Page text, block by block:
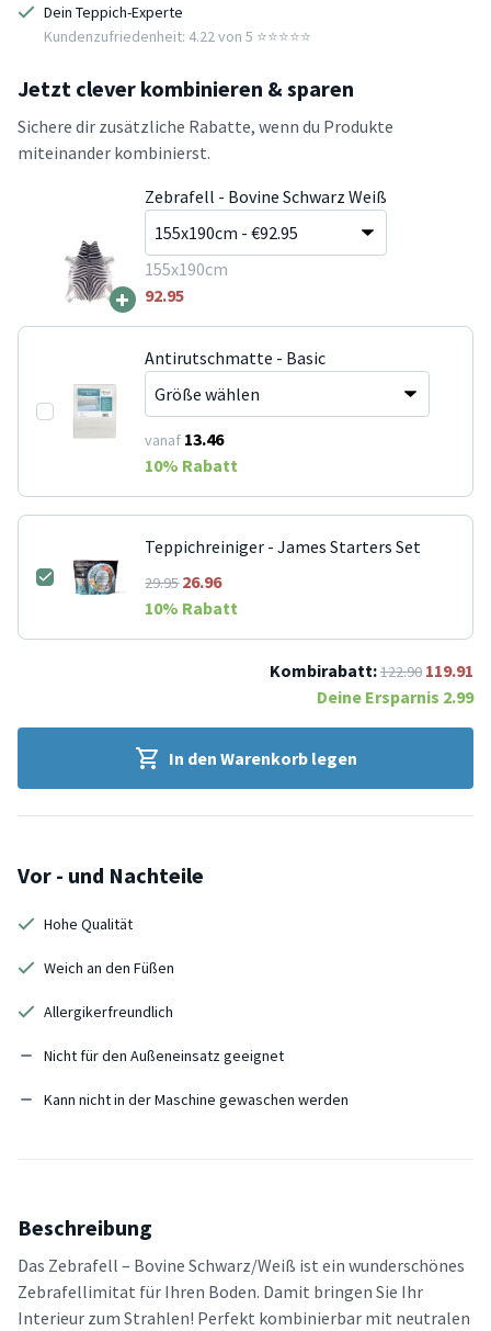
Dein Teppich-Experte
Kundenzufriedenheit: 4.22 von 5 ⭐️⭐️⭐️⭐️⭐️
Jetzt clever kombinieren & sparen
Sichere dir zusätzliche Rabatte, wenn du Produkte
miteinander kombinierst.
+
Zebrafell - Bovine Schwarz Weiß
155x190cm
92.95
Antirutschmatte - Basic
vanaf 13.46
10% Rabatt
Teppichreiniger - James Starters Set
29.9526.96
10% Rabatt
Kombirabatt:122.90 119.91
Deine Ersparnis 2.99
In den Warenkorb legen
Vor - und Nachteile
Hohe Qualität
Weich an den Füßen
Allergikerfreundlich
Nicht für den Außeneinsatz geeignet
Kann nicht in der Maschine gewaschen werden
Beschreibung
Das Zebrafell – Bovine Schwarz/Weiß ist ein wunderschönes
Zebrafellimitat für Ihren Boden. Damit bringen Sie Ihr
Interieur zum Strahlen! Perfekt kombinierbar mit neutralen